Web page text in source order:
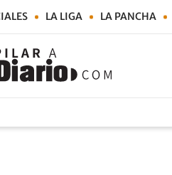
LA LIGA LA PANCHA